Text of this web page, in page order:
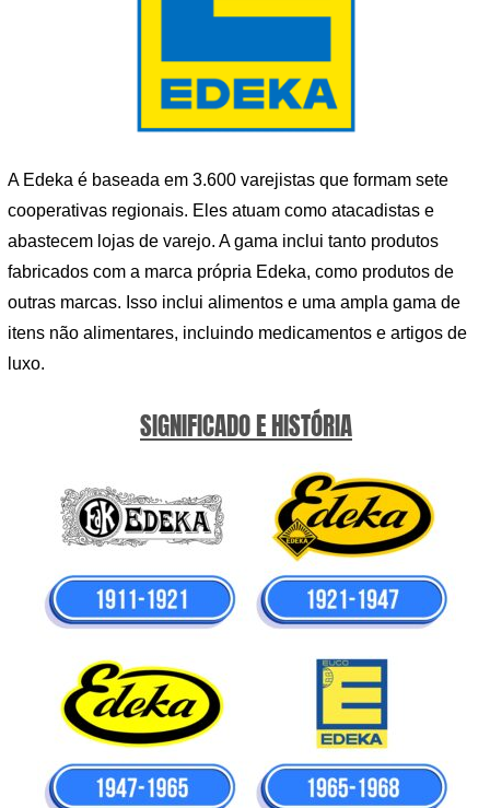
A Edeka é baseada em 3.600 varejistas que formam sete
cooperativas regionais. Eles atuam como atacadistas e
abastecem lojas de varejo. A gama inclui tanto produtos
fabricados com a marca própria Edeka, como produtos de
outras marcas. Isso inclui alimentos e uma ampla gama de
itens não alimentares, incluindo medicamentos e artigos de
luxo.
SIGNIFICADO E HISTÓRIA